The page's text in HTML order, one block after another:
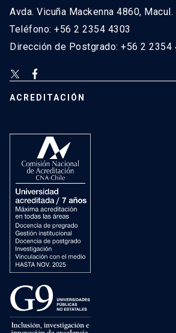
Avda. Vicuña Mackenna 4860,
Teléfono: +56 2 2354 4303
Dirección de Postgrado: +56 2 2354
ACREDITACIÓN